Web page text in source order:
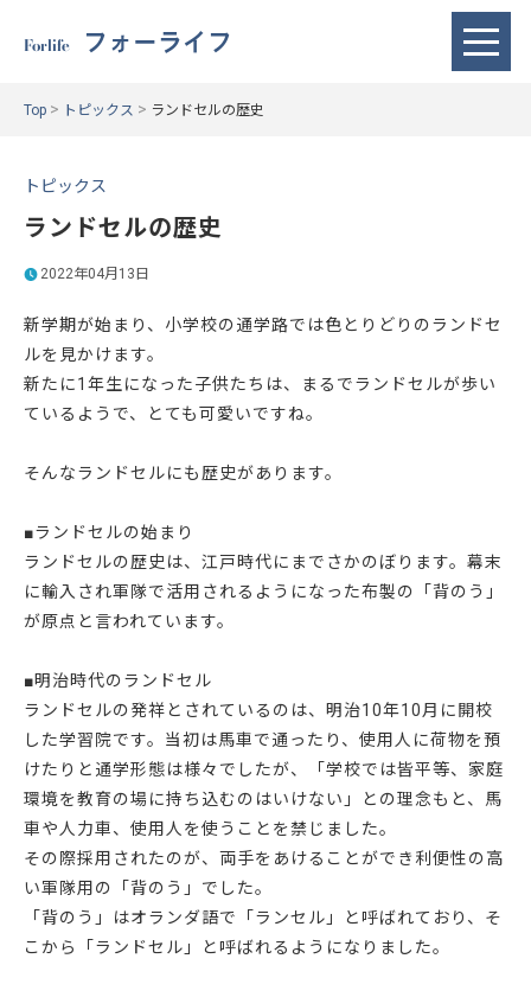
Forlife フォーライフ
Top > トピックス > ランドセルの歴史
トピックス
ランドセルの歴史
2022年04月13日
新学期が始まり、小学校の通学路では色とりどりのランドセ
ルを見かけます。
新たに1年生になった子供たちは、まるでランドセルが歩い
ているようで、とても可愛いですね。
そんなランドセルにも歴史があります。
■ランドセルの始まり
ランドセルの歴史は、江戸時代にまでさかのぼります。幕末
に輸入され軍隊で活用されるようになった布製の「背のう」
が原点と言われています。
■明治時代のランドセル
ランドセルの発祥とされているのは、明治10年10月に開校
した学習院です。当初は馬車で通ったり、使用人に荷物を預
けたりと通学形態は様々でしたが、「学校では皆平等、家庭
環境を教育の場に持ち込むのはいけない」との理念もと、馬
車や人力車、使用人を使うことを禁じました。
その際採用されたのが、両手をあけることができ利便性の高
い軍隊用の「背のう」でした。
「背のう」はオランダ語で「ランセル」と呼ばれており、そ
こから「ランドセル」と呼ばれるようになりました。